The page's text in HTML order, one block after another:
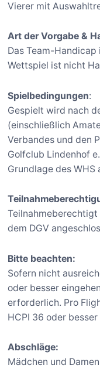
Vierer mit
Art der Vorgabe &
Das Team-
Wettspiel ist nicht
Spielbedingungen:
Gespielt wird nach
(einschließlich
Verbandes und den
Golfclub Lindenhof
Grundlage des WHS
dem DGV
Bitte beachten:
Sofern nicht
oder besser
erforderlich. Pro
HCPI 36 oder
Abschläge:
Mädchen und